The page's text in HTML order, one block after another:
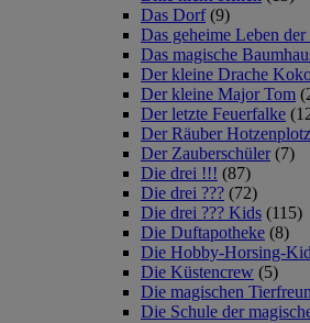
Das Dorf (9)
Das geheime Leben der
Das magische
Der kleine Drache
Der kleine Major Tom
Der letzte Feuerfalke
Der Räuber Hotzenplotz
Der Zauberschüler (7)
Die drei !!! (87)
Die drei ??? (72)
Die drei ??? Kids (115)
Die Duftapotheke (8)
Die Hobby-Horsing-
Die Küstencrew (5)
Die magischen
Die Schule der